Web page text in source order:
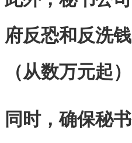
府反恐和反洗
（从数万元起）
同时，确保秘